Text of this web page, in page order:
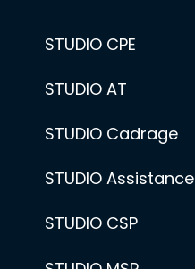
STUDIO CPE
STUDIO AT
STUDIO Cadrage
STUDIO Assistance
STUDIO CSP